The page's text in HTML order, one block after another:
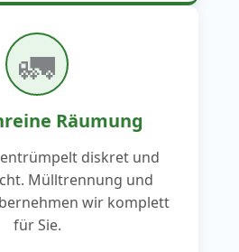
🚛
Räumung
diskret und
Mülltrennung und
wir komplett
für Sie.